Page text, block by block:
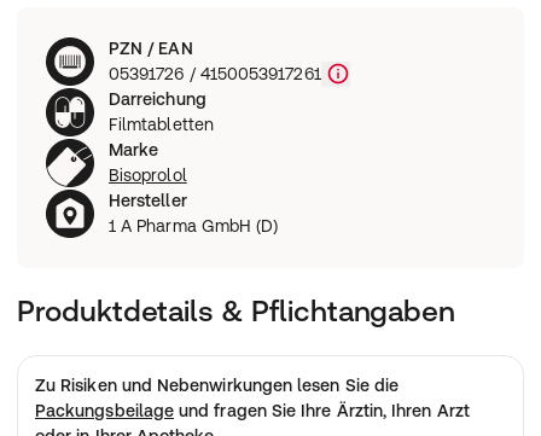
PZN / EAN
05391726 / 4150053917261
Darreichung
Filmtabletten
Marke
Bisoprolol
Hersteller
1 A Pharma GmbH (D)
Produktdetails & Pflichtangaben
Zu Risiken und Nebenwirkungen lesen Sie die
Packungsbeilage und fragen Sie Ihre Ärztin, Ihren Arzt